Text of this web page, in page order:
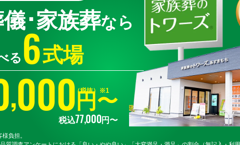
･家族葬なら
る6式場
,000 円〜
（税抜）※1
税込77,000円〜
負担。